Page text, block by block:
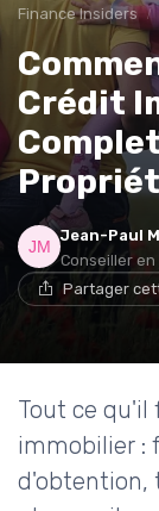
Finance Insiders
Crédit
Jean-Paul
Conseiller
Partager
Tout ce qu'il
immobilier :
d'obtention,